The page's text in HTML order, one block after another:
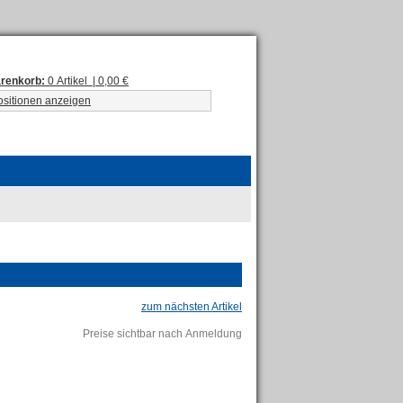
0 Artikel | 0,00 €
anzeigen
zum nächsten Artikel
Preise sichtbar nach Anmeldung